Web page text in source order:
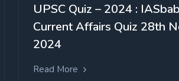
UPSC Quiz – 2024 :
Current Affairs Quiz 28th
2024
Read More